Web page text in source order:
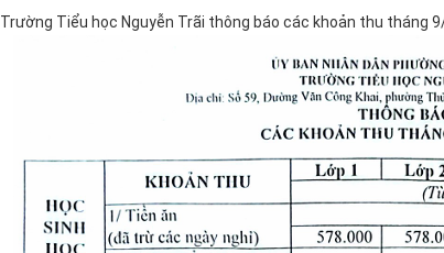
Trường Tiểu học Nguyễn Trãi thông báo các khoản thu tháng